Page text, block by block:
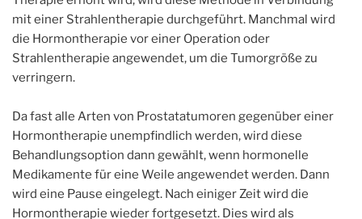
mit einer Strahlentherapie durchgeführt. Manchmal wird
die Hormontherapie vor einer Operation oder
Strahlentherapie angewendet, um die Tumorgröße zu
verringern.
Da fast alle Arten von Prostatatumoren gegenüber einer
Hormontherapie unempfindlich werden, wird diese
Behandlungsoption dann gewählt, wenn hormonelle
Medikamente für eine Weile angewendet werden. Dann
wird eine Pause eingelegt. Nach einiger Zeit wird die
Hormontherapie wieder fortgesetzt. Dies wird als